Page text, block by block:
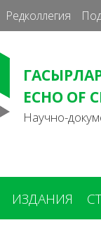
Редколлегия
ECHO OF
Научно-
ИЗДАНИЯ